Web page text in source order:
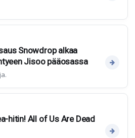
Snowdrop alkaa
Jisoo pääosassa
hitin! All of Us Are Dead